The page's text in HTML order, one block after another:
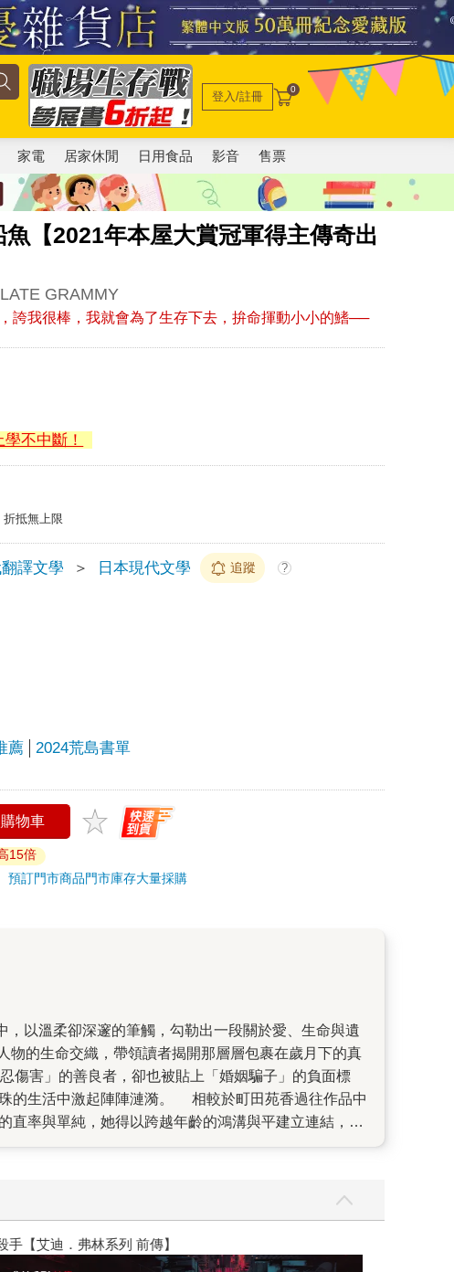
登入/註冊 0
家電 居家休閒 日用食品 影音 售票
【2021年本屋大賞冠軍得主傳奇出
GRAMMY
誇我很棒，我就會為了生存下去，拚命揮動小小的鰭──
不中斷！
折抵無上限
譯文學 ＞ 日本現代文學 追蹤 ?
薦 2024荒島書單
物車
15倍
預訂門市商品門市庫存大量採購
物的生命交織，帶領讀者揭開那層層包裹在歲月下的真
。 相較於町田苑香過往作品中
直率與單純，她得以跨越年齡的鴻溝與平建立連結，並
之人的祈禱，以及始終陪伴在側的鮮花與畫作，仍為
由不同的花卉，例如向
前傳】